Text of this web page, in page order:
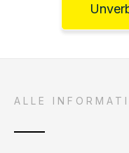
ALLE